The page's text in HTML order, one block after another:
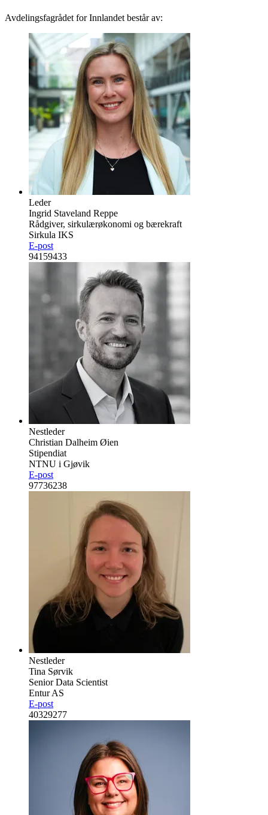
Avdelingsfagrådet for Innlandet består av:
Leder
Ingrid Staveland Reppe
Rådgiver, sirkulærøkonomi og bærekraft
Sirkula IKS
E-post
94159433
Nestleder
Christian Dalheim Øien
Stipendiat
NTNU i Gjøvik
E-post
97736238
Nestleder
Tina Sørvik
Senior Data Scientist
Entur AS
E-post
40329277